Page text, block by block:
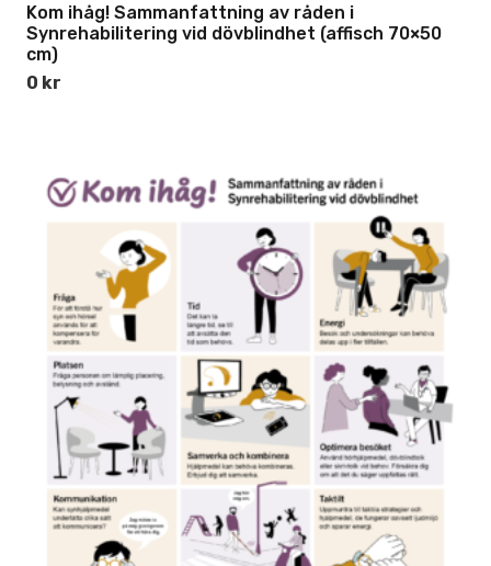
Kom ihåg! Sammanfattning av råden i
Synrehabilitering vid dövblindhet (affisch 70×50
cm)
0 kr